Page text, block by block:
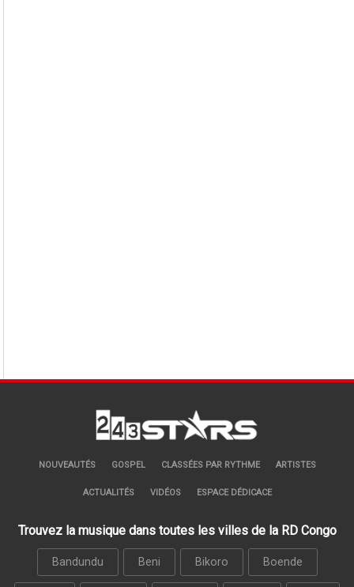
NOUVEAUTÉS GOSPEL CLASSÉES PAR RYTHME ARTISTES
ACTUALITÉS VIDÉOS ESPACE DÉDICACE
Trouvez la musique dans toutes les villes de la RD Congo
Bandundu Beni Bikoro Boende